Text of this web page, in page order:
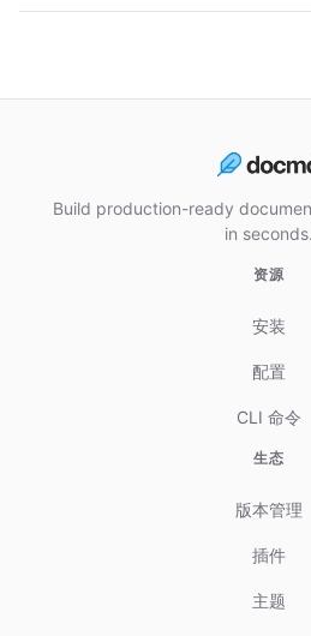
Build production-ready
in seconds.
资源
安装
配置
CLI 命令
生态
版本管理
插件
主题